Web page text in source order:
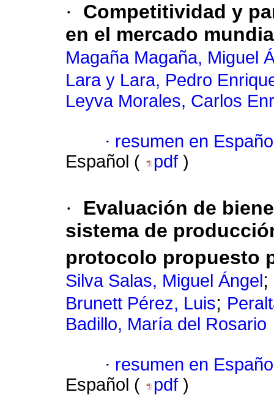
·
Competitividad y
en el mercado
Magaña Magaña, Miguel
Lara y Lara, Pedro
Leyva Morales, Carlos
· resumen en
Español (
pdf )
·
Evaluación de
sistema de
protocolo propuesto
Silva Salas, Miguel Ángel;
Brunett Pérez, Luis;
Badillo, María del Rosario
· resumen en
Español (
pdf )